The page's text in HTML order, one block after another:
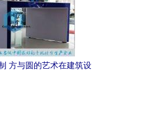
方与圆的艺术在建筑设